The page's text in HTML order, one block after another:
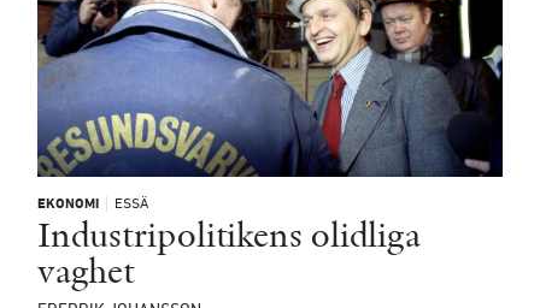
EKONOMI ESSÄ
Industripolitikens olidliga
vaghet